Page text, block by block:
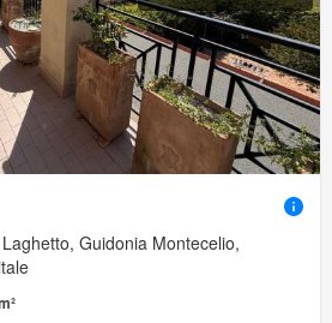
Guidonia Montecelio,